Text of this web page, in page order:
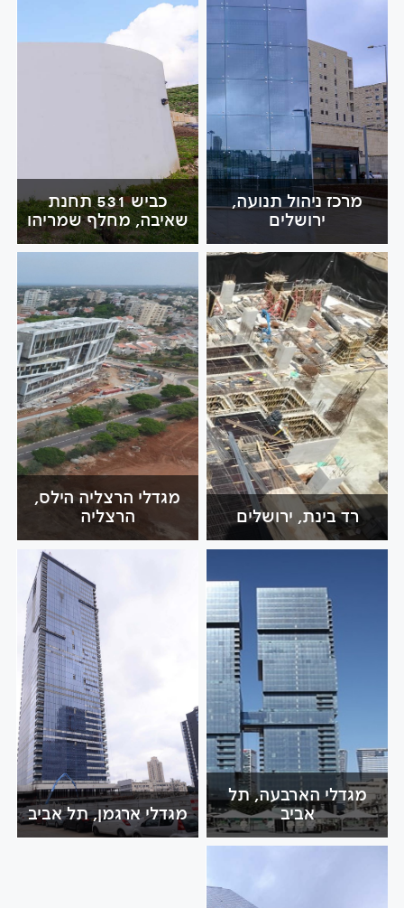
מרכז ניהול תנועה,
ירושלים
כביש 531 תחנת
שאיבה, מחלף שמריהו
רד בינת, ירושלים
מגדלי הרצליה הילס,
הרצליה
מגדלי הארבעה, תל
אביב
מגדלי ארגמן, תל אביב